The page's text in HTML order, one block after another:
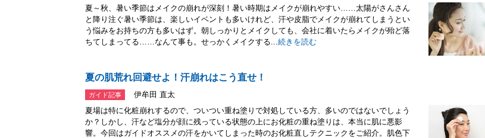
夏～秋、暑い季節はメイクの崩れが深刻！暑い時期はメイクが崩れやすい……太陽がさんさん
と降り注ぐ暑い季節は、楽しいイベントも多いけれど、汗や皮脂でメイクが崩れてしまうとい
う悩みをお持ちの方も多いはず。朝しっかりとメイクしても、会社に着いたらメイクが殆ど落
ちてしまってる……なんて事も。せっかくメイクする...続きを読む
夏の肌荒れ回避せよ！汗崩れはこう直せ！
ガイド記事
伊牟田 直太
夏場は特に化粧崩れするので、ついつい重ね塗りで対処している方、多いのではないでしょう
か？しかし、汗など塩分が顔に残っている状態の上にお化粧の重ね塗りは、本当に肌に悪影
響。今回はガイドオススメの汗をかいてしまった時のお化粧直しテクニックをご紹介。肌色下